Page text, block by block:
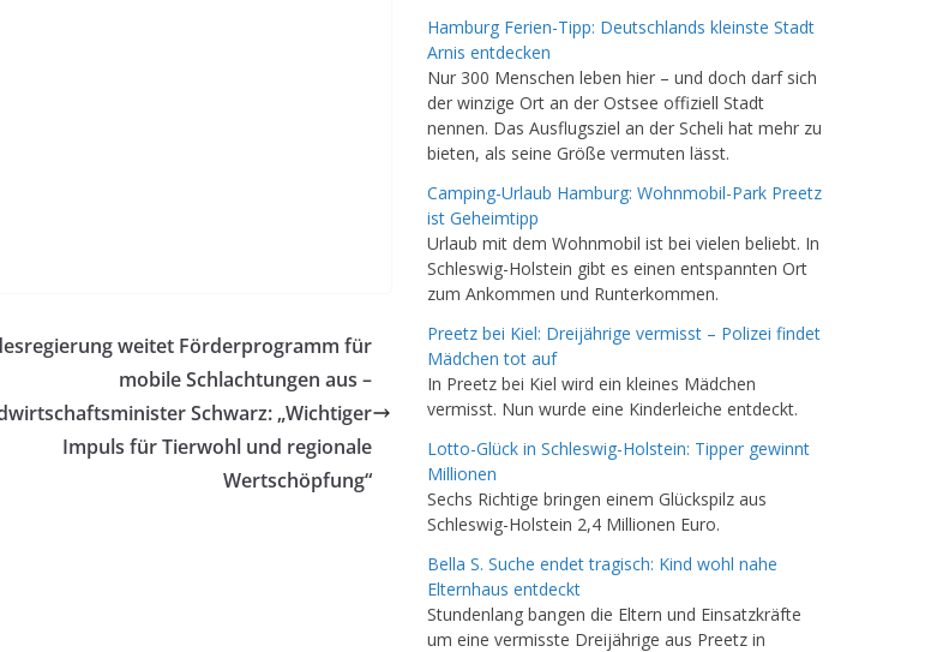
weitet Förderprogramm für
mobile Schlachtungen aus –
Schwarz: „Wichtiger
Impuls für Tierwohl und regionale
Wertschöpfung“
Hamburg Ferien-Tipp: Deutschlands kleinste Stadt
Arnis entdecken
Nur 300 Menschen leben hier – und doch darf sich
der winzige Ort an der Ostsee offiziell Stadt
nennen. Das Ausflugsziel an der Scheli hat mehr zu
bieten, als seine Größe vermuten lässt.
Camping-Urlaub Hamburg: Wohnmobil-Park Preetz
ist Geheimtipp
Urlaub mit dem Wohnmobil ist bei vielen beliebt. In
Schleswig-Holstein gibt es einen entspannten Ort
zum Ankommen und Runterkommen.
Preetz bei Kiel: Dreijährige vermisst – Polizei findet
Mädchen tot auf
In Preetz bei Kiel wird ein kleines Mädchen
vermisst. Nun wurde eine Kinderleiche entdeckt.
Lotto-Glück in Schleswig-Holstein: Tipper gewinnt
Millionen
Sechs Richtige bringen einem Glückspilz aus
Schleswig-Holstein 2,4 Millionen Euro.
Bella S. Suche endet tragisch: Kind wohl nahe
Elternhaus entdeckt
Stundenlang bangen die Eltern und Einsatzkräfte
um eine vermisste Dreijährige aus Preetz in